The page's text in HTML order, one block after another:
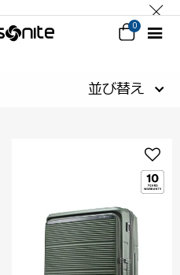
0
並び替え